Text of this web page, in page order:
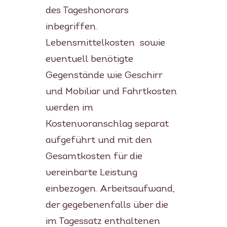
des Tageshonorars
inbegriffen.
Lebensmittelkosten sowie
eventuell benötigte
Gegenstände wie Geschirr
und Mobiliar und Fahrtkosten
werden im
Kostenvoranschlag separat
aufgeführt und mit den
Gesamtkosten für die
vereinbarte Leistung
einbezogen. Arbeitsaufwand,
der gegebenenfalls über die
im Tagessatz enthaltenen